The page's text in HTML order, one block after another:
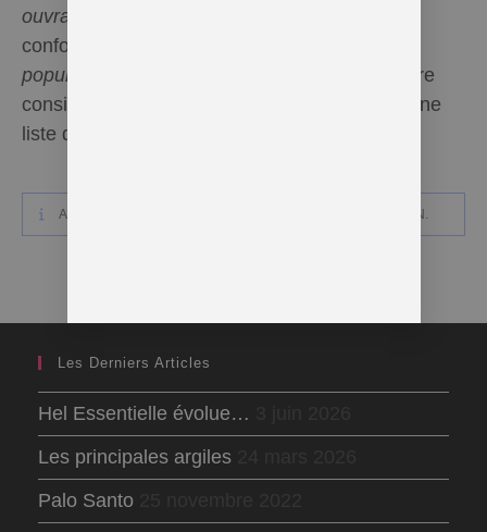
ouvrages d’aromathérapie reconnus
conformes à des
populaires
être
considérées comme information médicale ni une
liste d’indications.
AUCUN PRODUIT NE CORRESPOND À VOTRE SÉLECTION.
Les Derniers Articles
Hel Essentielle évolue…
Les principales argiles
Palo Santo